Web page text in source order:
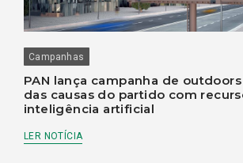
Campanhas
PAN lança campanha de
das causas do partido com
inteligência artificial
LER NOTÍCIA